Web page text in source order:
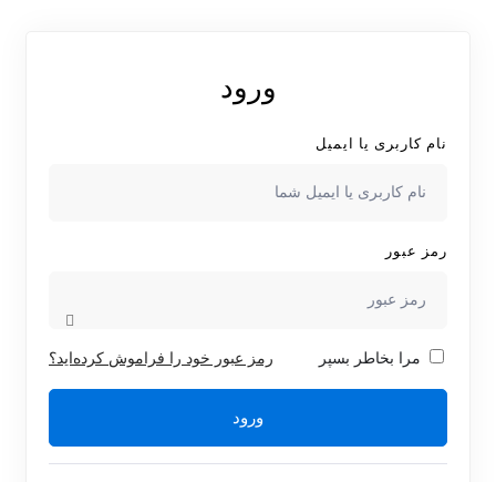
ورود
نام کاربری یا ایمیل
رمز عبور
مرا بخاطر بسپر رمز عبور خود را فراموش کرده‌اید؟
ورود